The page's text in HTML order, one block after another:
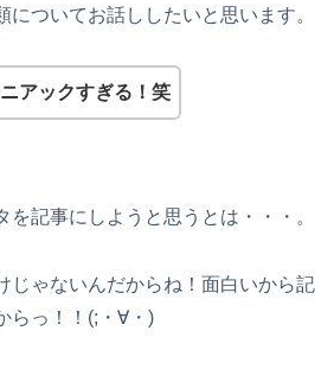
についてお話ししたいと思います。
アックすぎる！笑
を記事にしようと思うとは・・・。
じゃないんだからね！面白いから記
らっ！！(;・∀・)